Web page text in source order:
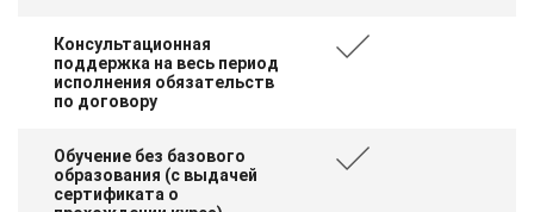
Консультационная
поддержка на весь период
исполнения обязательств
по договору
Обучение без базового
образования (с выдачей
сертификата о